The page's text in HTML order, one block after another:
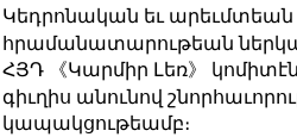
Կեդրոնական եւ արեւմտեան
հրամանատարութեան
ՀՅԴ 《Կարմիր Լեռ》
գիւղիս անունով
կապակցութեամբ։